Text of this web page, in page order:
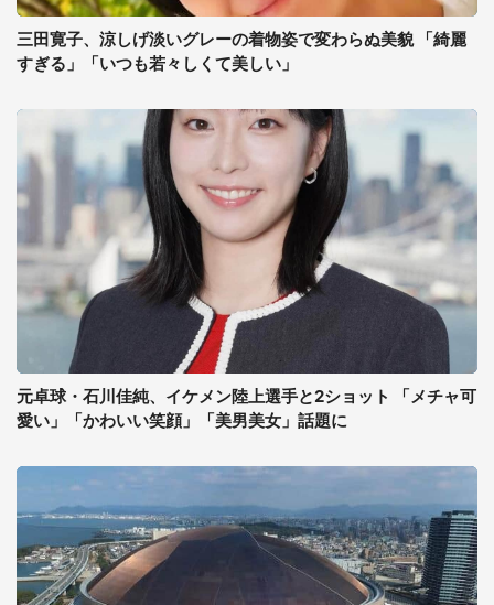
三田寛子、涼しげ淡いグレーの着物姿で変わらぬ美貌 「綺麗
すぎる」「いつも若々しくて美しい」
元卓球・石川佳純、イケメン陸上選手と2ショット 「メチャ可
愛い」「かわいい笑顔」「美男美女」話題に